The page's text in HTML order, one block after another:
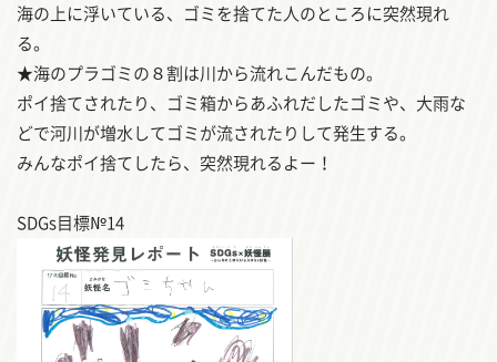
海の上に浮いている、ゴミを捨てた人のところに突然現れ
る。
★海のプラゴミの８割は川から流れこんだもの。
ポイ捨てされたり、ゴミ箱からあふれだしたゴミや、大雨な
どで河川が増水してゴミが流されたりして発生する。
みんなポイ捨てしたら、突然現れるよー！
SDGs目標№14